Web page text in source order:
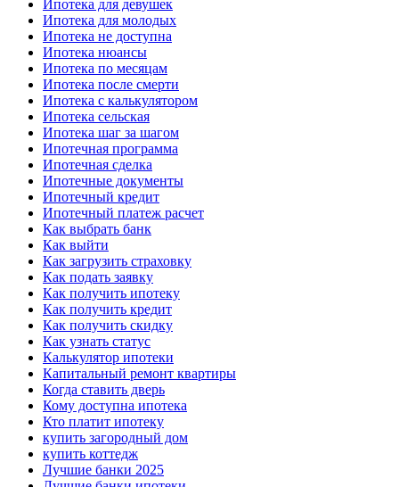
Ипотека для девушек
Ипотека для молодых
Ипотека не доступна
Ипотека нюансы
Ипотека по месяцам
Ипотека после смерти
Ипотека с калькулятором
Ипотека сельская
Ипотека шаг за шагом
Ипотечная программа
Ипотечная сделка
Ипотечные документы
Ипотечный кредит
Ипотечный платеж расчет
Как выбрать банк
Как выйти
Как загрузить страховку
Как подать заявку
Как получить ипотеку
Как получить кредит
Как получить скидку
Как узнать статус
Калькулятор ипотеки
Капитальный ремонт квартиры
Когда ставить дверь
Кому доступна ипотека
Кто платит ипотеку
купить загородный дом
купить коттедж
Лучшие банки 2025